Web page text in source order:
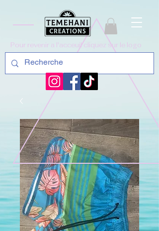
Pour revenir a l'acceuil cliquez sur le logo